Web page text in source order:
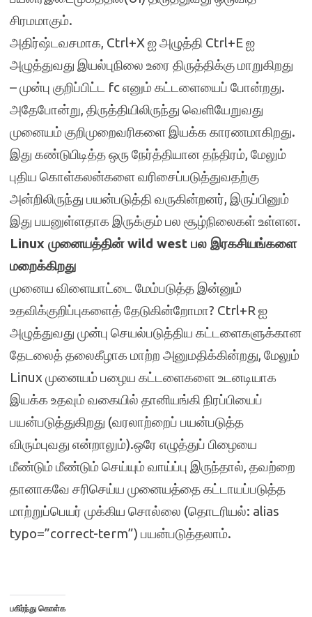
சிரமமாகும்.
அதிர்ஷ்டவசமாக, Ctrl+X ஐ அழுத்தி Ctrl+E ஐ
அழுத்துவது இயல்புநிலை உரை திருத்திக்கு மாறுகிறது
– முன்பு குறிப்பிட்ட fc எனும் கட்டளையைப் போன்றது.
அதேபோன்று, திருத்தியிலிருந்து வெளியேறுவது
முனையம் குறிமுறைவரிகளை இயக்க காரணமாகிறது.
இது கண்டுபிடித்த ஒரு நேர்த்தியான தந்திரம், மேலும்
புதிய கொள்கலன்களை வரிசைப்படுத்துவதற்கு
அன்றிலிருந்து பயன்படுத்தி வருகின்றனர், இருப்பினும்
இது பயனுள்ளதாக இருக்கும் பல சூழ்நிலைகள் உள்ளன.
Linux முனையத்தின் wild west பல இரகசியங்களை
மறைக்கிறது
முனைய விளையாட்டை மேம்படுத்த இன்னும்
உதவிக்குறிப்புகளைத் தேடுகின்றோமா? Ctrl+R ஐ
அழுத்துவது முன்பு செயல்படுத்திய கட்டளைகளுக்கான
தேடலைத் தலைகீழாக மாற்ற அனுமதிக்கின்றது, மேலும்
Linux முனையம் பழைய கட்டளைகளை உடனடியாக
இயக்க உதவும் வகையில் தானியங்கி நிரப்பியைப்
பயன்படுத்துகிறது (வரலாற்றைப் பயன்படுத்த
விரும்புவது என்றாலும்).ஒரே எழுத்துப் பிழையை
மீண்டும் மீண்டும் செய்யும் வாய்ப்பு இருந்தால், தவற்றை
தானாகவே சரிசெய்ய முனையத்தை கட்டாயப்படுத்த
மாற்றுப்பெயர் முக்கிய சொல்லை (தொடரியல்: alias
typo=”correct-term”) பயன்படுத்தலாம்.
பகிர்ந்து கொள்க